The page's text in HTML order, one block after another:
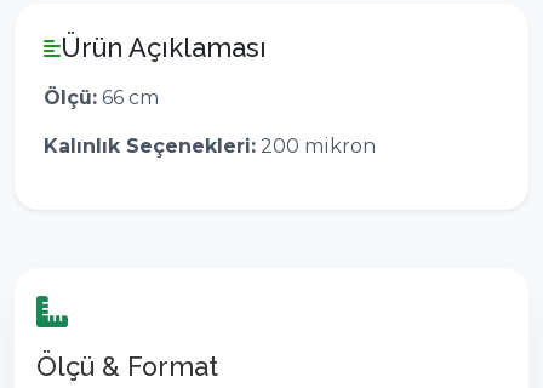
Ürün Açıklaması
Ölçü: 66 cm
Kalınlık Seçenekleri: 200 mikron
Ölçü & Format